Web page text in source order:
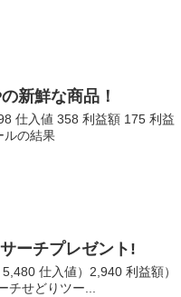
新鮮な商品！
仕入値 358 利益額 175 利益
ルの結果
ーチプレゼント!
仕入値）2,940 利益額）
せどりツー...